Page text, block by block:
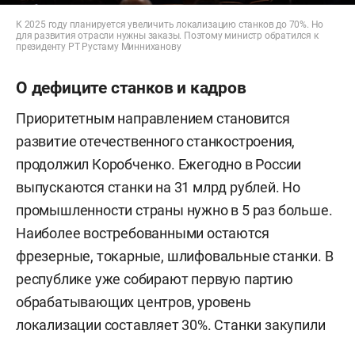
К 2025 году планируется увеличить локализацию станков до 70%. Но
для развития отрасли нужны заказы. Поэтому министр обратился к
президенту РТ Рустаму Минниханову
О дефиците станков и кадров
Приоритетным направлением становится
развитие отечественного станкостроения,
продолжил Коробченко. Ежегодно в России
выпускаются станки на 31 млрд рублей. Но
промышленности страны нужно в 5 раз больше.
Наиболее востребованными остаются
фрезерные, токарные, шлифовальные станки. В
республике уже собирают первую партию
обрабатывающих центров, уровень
локализации составляет 30%. Станки закупили